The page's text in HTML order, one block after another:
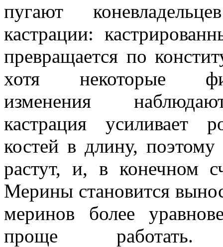
пугают
кастрации:
превращается по
хотя некоторые
изменения
кастрация усиливает
костей в длину,
растут, и, в конечном
Мерины становится
меринов более
проще работать.